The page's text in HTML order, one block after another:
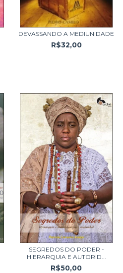
DEVASSANDO A MEDIUNIDADE
R$32,00
SEGREDOS DO PODER -
HIERARQUIA E AUTORID...
R$50,00